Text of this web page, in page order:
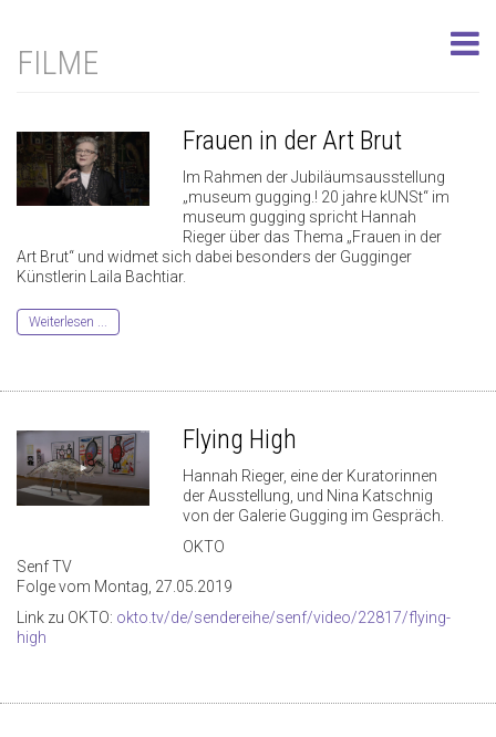
FILME
Frauen in der Art Brut
Im Rahmen der Jubiläumsausstellung
„museum gugging.! 20 jahre kUNSt“ im
museum gugging spricht Hannah
Rieger über das Thema „Frauen in der
Art Brut“ und widmet sich dabei besonders der Gugginger
Künstlerin Laila Bachtiar.
Weiterlesen ...
Flying High
Hannah Rieger, eine der Kuratorinnen
der Ausstellung, und Nina Katschnig
von der Galerie Gugging im Gespräch.
OKTO
Senf TV
Folge vom Montag, 27.05.2019
Link zu OKTO: okto.tv/de/sendereihe/senf/video/22817/flying-
high